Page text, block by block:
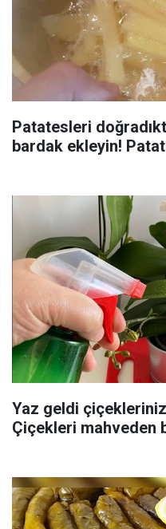
Patatesleri
bardak ekleyin!
Yaz geldi
Çiçekleri mahveden